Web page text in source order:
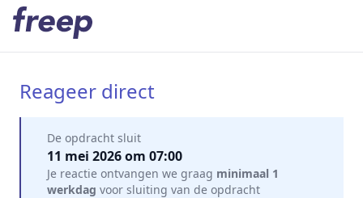
Mijn gegevens
Reageer direct
De opdracht sluit
11 mei 2026 om 07:00
Je reactie ontvangen we graag minimaal 1
werkdag voor sluiting van de opdracht